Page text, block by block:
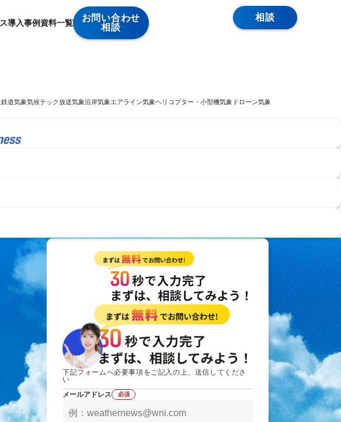
スポーツ気象
【無料】ご依頼、受付中
お問い合わせ
導入検討・ご相談はこちら
高性能気象IoTセンサー 天気メディアに広告出稿
導入事例資料一覧
お問い合わせ
相談
相談
鉄道気象気候テック放送気象沿岸気象エアライン気象ヘリコプター・小型機気象 ドローン気象
下記フォームへ必要事項をご記入の上、送信してくださ
い
メールアドレス
必須